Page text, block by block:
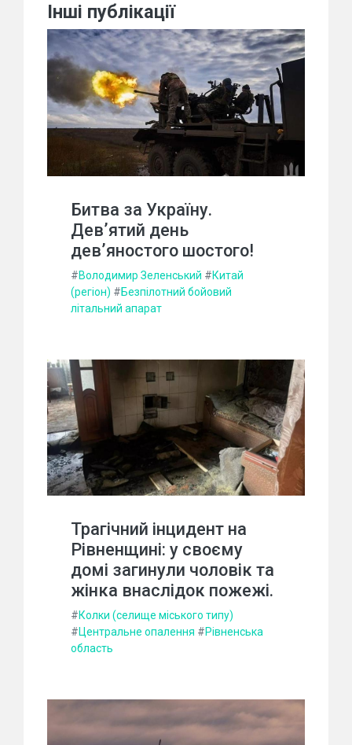
Інші публікації
Битва за Україну.
Дев’ятий день
дев’яностого шостого!
#Володимир Зеленський #Китай
(регіон) #Безпілотний бойовий
літальний апарат
Трагічний інцидент на
Рівненщині: у своєму
домі загинули чоловік та
жінка внаслідок пожежі.
#Колки (селище міського типу)
#Центральне опалення #Рівненська
область